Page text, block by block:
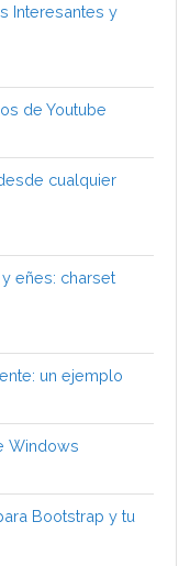
Interesantes y
de Youtube
cualquier
eñes: charset
un ejemplo
Windows
Bootstrap y tu